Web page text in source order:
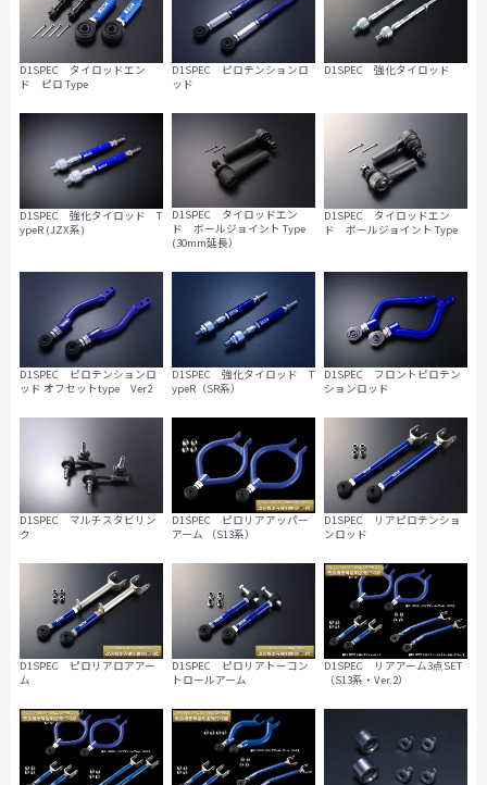
D1SPEC タイロッドエン
ド ピロ Type
D1SPEC ピロテンションロ
ッド
D1SPEC 強化タイロッド
D1SPEC 強化タイロッド T
ypeR (JZX系)
D1SPEC タイロッドエン
ド ボールジョイント Type
(30mm延長）
D1SPEC タイロッドエン
ド ボールジョイント Type
D1SPEC ピロテンションロ
ッド オフセットtype Ver2
D1SPEC 強化タイロッド T
ypeR（SR系）
D1SPEC フロントピロテン
ションロッド
D1SPEC マルチスタビリン
ク
D1SPEC ピロリアアッパー
アーム （S13系）
D1SPEC リアピロテンショ
ンロッド
D1SPEC ピロリアロアアー
ム
D1SPEC ピロリアトーコン
トロールアーム
D1SPEC リアアーム3点SET
（S13系・Ver.2）